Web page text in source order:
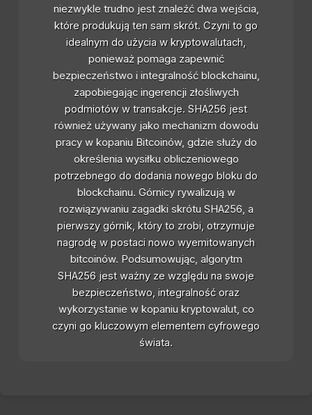
niezwykle trudno jest znaleźć dwa wejścia,
które produkują ten sam skrót. Czyni to go
idealnym do użycia w kryptowalutach,
ponieważ pomaga zapewnić
bezpieczeństwo i integralność blockchainu,
zapobiegając ingerencji złośliwych
podmiotów w transakcje. SHA256 jest
również używany jako mechanizm dowodu
pracy w kopaniu Bitcoinów, gdzie służy do
określenia wysiłku obliczeniowego
potrzebnego do dodania nowego bloku do
blockchainu. Górnicy rywalizują w
rozwiązywaniu zagadki skrótu SHA256, a
pierwszy górnik, który to zrobi, otrzymuje
nagrodę w postaci nowo wyemitowanych
bitcoinów. Podsumowując, algorytm
SHA256 jest ważny ze względu na swoje
bezpieczeństwo, integralność oraz
wykorzystanie w kopaniu kryptowalut, co
czyni go kluczowym elementem cyfrowego
świata.